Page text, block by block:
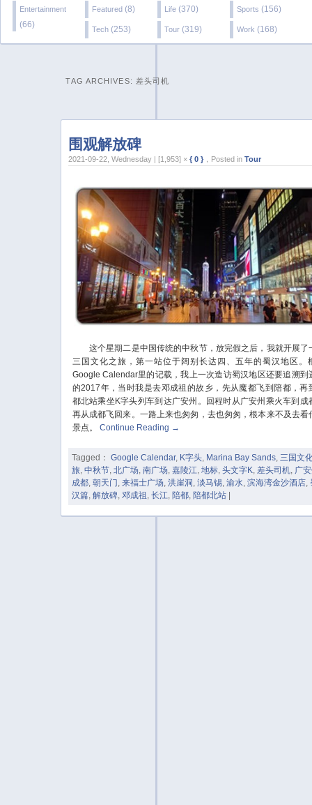
Entertainment
(66)
Featured (8) Life (370) Sports (156)
Tech (253) Tour (319) Work (168)
TAG ARCHIVES: 差头司机
围观解放碑
2021-09-22, Wednesday | [1,953] ×{ 0 } ，Posted inTour
这个星期二是中国传统的中秋节，放完假之后，我就开展了
三国文化之旅，第一站位于阔别长达四、五年的蜀汉地区。
Google Calendar里的记载，我上一次造访蜀汉地区还要追溯到
的2017年，当时我是去邓成祖的故乡，先从魔都飞到陪都，再
都北站乘坐K字头列车到达广安州。回程时从广安州乘火车到成
再从成都飞回来。一路上来也匆匆，去也匆匆，根本来不及去看
景点。
Continue Reading →
Tagged： Google Calendar, K字头, Marina Bay Sands,三国文
旅,中秋节,北广场,南广场,嘉陵江,地标,头文字K, 差头司机, 广
成都,朝天门,来福士广场,洪崖洞 ,淡马锡,渝水,滨海湾金沙酒店,
汉篇,解放碑,邓成祖 ,长江, 陪都, 陪都北站